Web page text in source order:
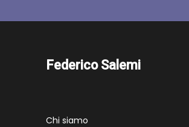
Federico Salemi
Chi siamo